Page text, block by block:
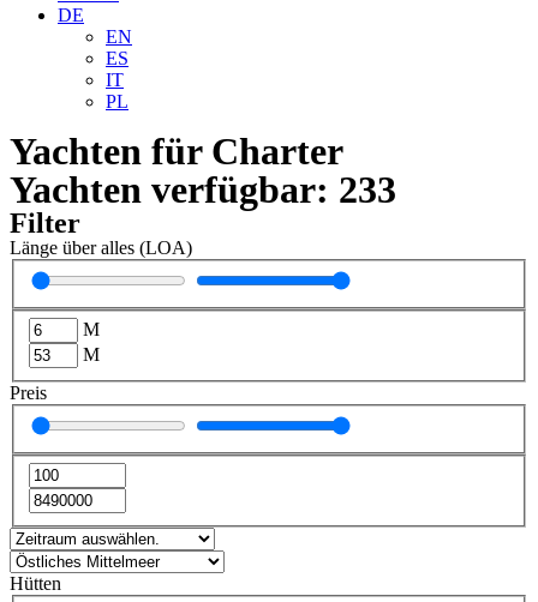
DE
EN
ES
IT
PL
Yachten für Charter
Yachten verfügbar: 233
Filter
Länge über alles (LOA)
M
M
Preis
Hütten